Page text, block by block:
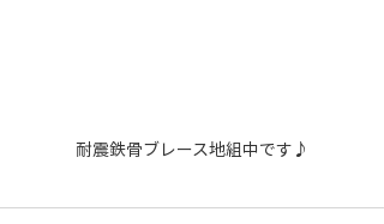
耐震鉄骨ブレース地組中です♪